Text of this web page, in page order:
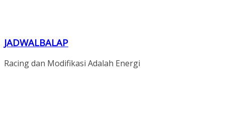
JADWALBALAP
Racing dan Modifikasi Adalah Energi